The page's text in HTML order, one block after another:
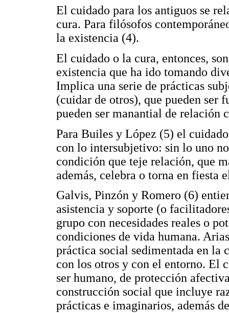
El cuidado para los antiguos se
cura. Para filósofos
la existencia (4).
El cuidado o la cura, entonces,
existencia que ha ido tomando
Implica una serie de prácticas
(cuidar de otros), que pueden ser
pueden ser manantial de relación
Para Builes y López (5) el
con lo intersubjetivo: sin lo uno
condición que teje relación, que
además, celebra o torna en fiesta
Galvis, Pinzón y Romero (6)
asistencia y soporte (o
grupo con necesidades reales o
condiciones de vida humana.
práctica social sedimentada en la
con los otros y con el entorno. El
ser humano, de protección
construcción social que incluye
prácticas e imaginarios, además